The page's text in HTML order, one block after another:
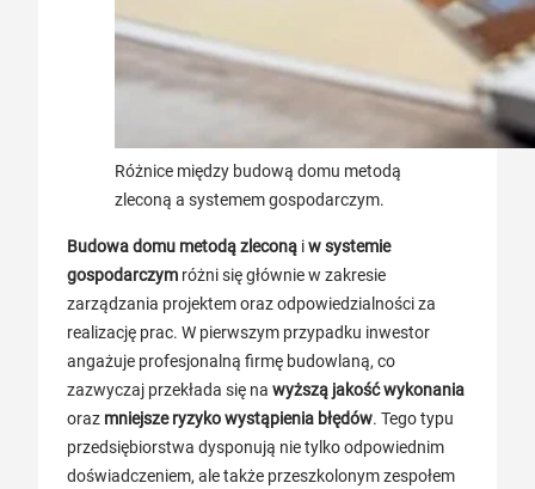
Różnice między budową domu metodą
zleconą a systemem gospodarczym.
Budowa domu metodą zleconą iw systemie
gospodarczym różni się głównie w zakresie
zarządzania projektem oraz odpowiedzialności za
realizację prac. W pierwszym przypadku inwestor
angażuje profesjonalną firmę budowlaną, co
zazwyczaj przekłada się na wyższą jakość wykonania
oraz mniejsze ryzyko wystąpienia błędów. Tego typu
przedsiębiorstwa dysponują nie tylko odpowiednim
doświadczeniem, ale także przeszkolonym zespołem